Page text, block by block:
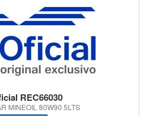
REC66030
MINEOIL 80W90 5LTS